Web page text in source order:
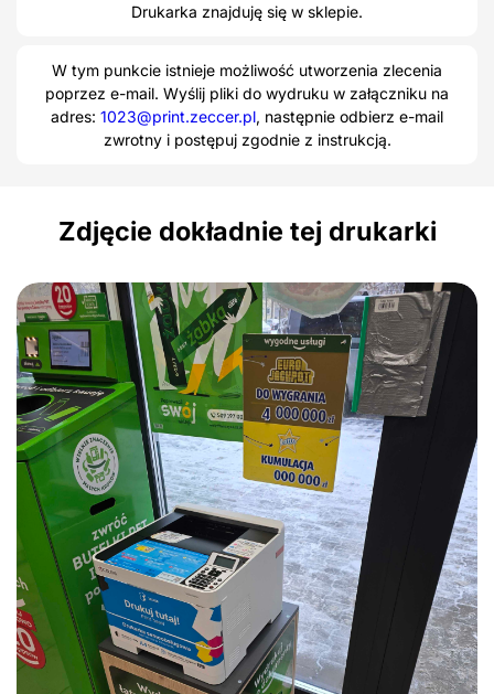
Drukarka znajduję się w sklepie.
W tym punkcie istnieje możliwość utworzenia zlecenia
poprzez e-mail. Wyślij pliki do wydruku w załączniku na
adres: 1023@print.zeccer.pl, następnie odbierz e-mail
zwrotny i postępuj zgodnie z instrukcją.
Zdjęcie dokładnie tej drukarki